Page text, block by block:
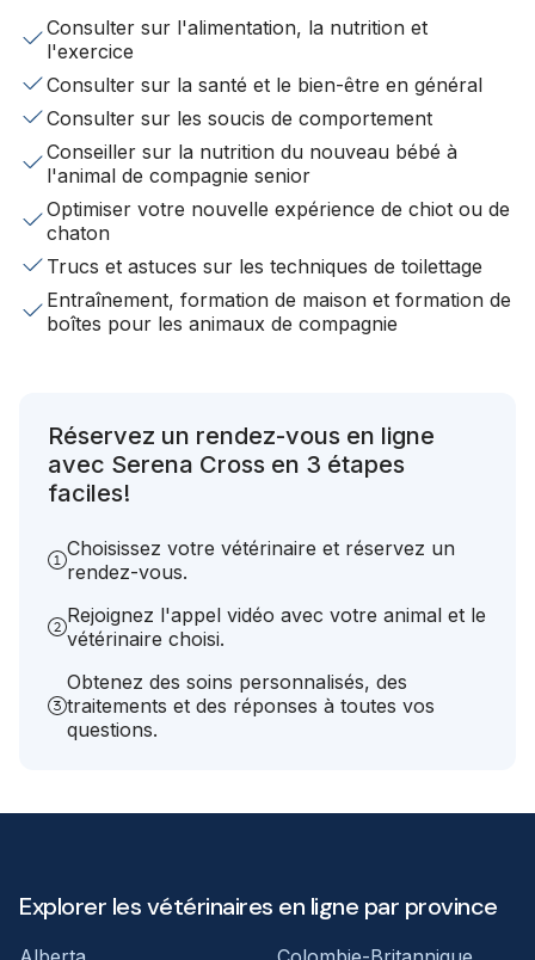
Consulter sur l'alimentation, la nutrition et
l'exercice
Consulter sur la santé et le bien-être en général
Consulter sur les soucis de comportement
Conseiller sur la nutrition du nouveau bébé à
l'animal de compagnie senior
Optimiser votre nouvelle expérience de chiot ou de
chaton
Trucs et astuces sur les techniques de toilettage
Entraînement, formation de maison et formation de
boîtes pour les animaux de compagnie
Réservez un rendez-vous en ligne
avec Serena Cross en 3 étapes
faciles!
Choisissez votre vétérinaire et réservez un
rendez-vous.
Rejoignez l'appel vidéo avec votre animal et le
vétérinaire choisi.
Obtenez des soins personnalisés, des
traitements et des réponses à toutes vos
questions.
Explorer les vétérinaires en ligne par province